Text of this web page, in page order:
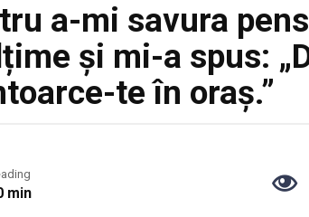
a-mi savura
și mi-a spus:
te în oraș.”
min